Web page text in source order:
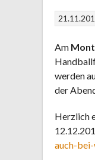
Am
werden
der
Herzlich
auch-